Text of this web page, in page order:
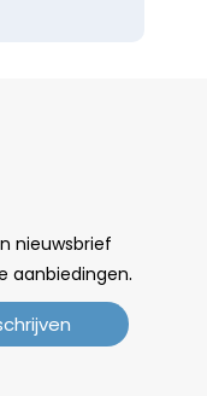
nieuwsbrief
aanbiedingen.